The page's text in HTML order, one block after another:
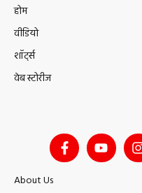
होम
वीडियो
शॉर्ट्स
वेब स्टोरीज
About Us